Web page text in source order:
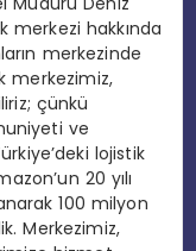
merkezi hakkında
merkezinde
merkezimiz,
çünkü
ve
lojistik
20 yılı
100 milyon
Merkezimiz,